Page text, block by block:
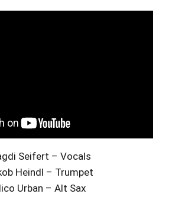
Seifert – Vocals
Heindl – Trumpet
Urban – Alt Sax